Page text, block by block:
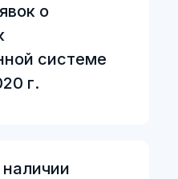
о
системе
г.